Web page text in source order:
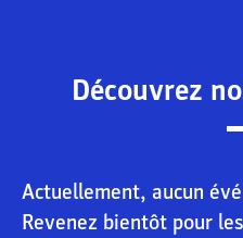
Découvrez
Actuellement, aucun
Revenez bientôt pour